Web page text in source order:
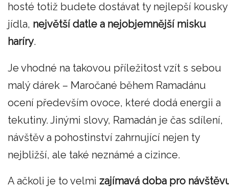
hosté totiž budete dostávat ty nejlepší kousky
jídla, největší datle a nejobjemnější misku
haríry.
Je vhodné na takovou příležitost vzít s sebou
malý dárek – Maročané během Ramadánu
ocení především ovoce, které dodá energii a
tekutiny. Jinými slovy, Ramadán je čas sdílení,
návštěv a pohostinství zahrnující nejen ty
nejbližší, ale také neznámé a cizince.
A ačkoli je to velmi zajímavá doba pro